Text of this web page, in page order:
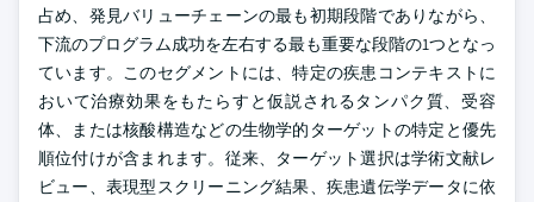
占め、発見バリューチェーンの最も初期段階でありながら、
下流のプログラム成功を左右する最も重要な段階の1つとなっ
ています。このセグメントには、特定の疾患コンテキストに
おいて治療効果をもたらすと仮説されるタンパク質、受容
体、または核酸構造などの生物学的ターゲットの特定と優先
順位付けが含まれます。従来、ターゲット選択は学術文献レ
ビュー、表現型スクリーニング結果、疾患遺伝学データに依